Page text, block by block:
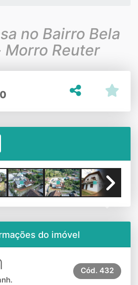
no Bairro Bela
Morro Reuter
do imóvel
Cód. 432